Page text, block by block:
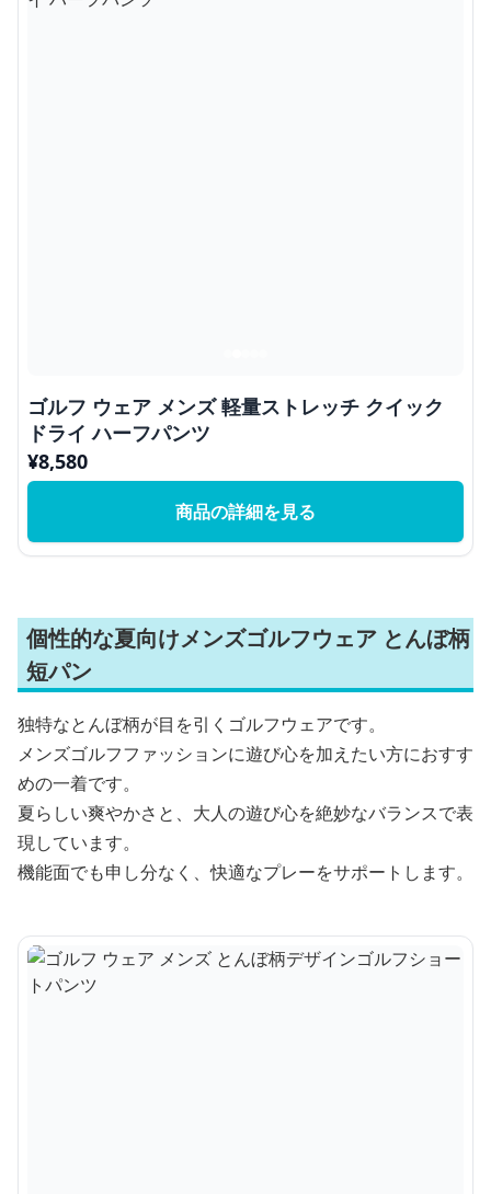
ゴルフ ウェア メンズ 軽量ストレッチ クイック
ドライ ハーフパンツ
¥8,580
商品の詳細を見る
個性的な夏向けメンズゴルフウェア とんぼ柄
短パン
独特なとんぼ柄が目を引くゴルフウェアです。
メンズゴルフファッションに遊び心を加えたい方におすす
めの一着です。
夏らしい爽やかさと、大人の遊び心を絶妙なバランスで表
現しています。
機能面でも申し分なく、快適なプレーをサポートします。